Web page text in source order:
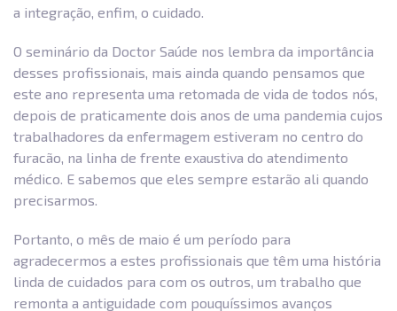
a integração, enfim, o cuidado.
O seminário da Doctor Saúde nos lembra da importância
desses profissionais, mais ainda quando pensamos que
este ano representa uma retomada de vida de todos nós,
depois de praticamente dois anos de uma pandemia cujos
trabalhadores da enfermagem estiveram no centro do
furacão, na linha de frente exaustiva do atendimento
médico. E sabemos que eles sempre estarão ali quando
precisarmos.
Portanto, o mês de maio é um período para
agradecermos a estes profissionais que têm uma história
linda de cuidados para com os outros, um trabalho que
remonta a antiguidade com pouquíssimos avanços